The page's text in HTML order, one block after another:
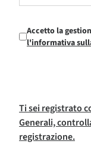
Accetto la
l'informativa
Ti sei registrato
Generali,
registrazione.